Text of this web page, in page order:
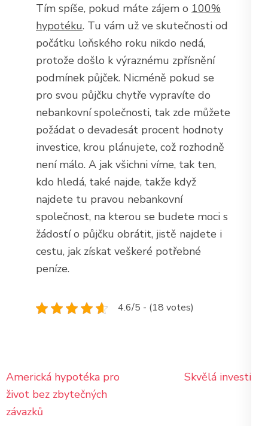
Tím spíše, pokud máte zájem o 100%
hypotéku. Tu vám už ve skutečnosti od
počátku loňského roku nikdo nedá,
protože došlo k výraznému zpřísnění
podmínek půjček. Nicméně pokud se
pro svou půjčku chytře vypravíte do
nebankovní společnosti, tak zde můžete
požádat o devadesát procent hodnoty
investice, krou plánujete, což rozhodně
není málo. A jak všichni víme, tak ten,
kdo hledá, také najde, takže když
najdete tu pravou nebankovní
společnost, na kterou se budete moci s
žádostí o půjčku obrátit, jistě najdete i
cestu, jak získat veškeré potřebné
peníze.
4.6/5 - (18 votes)
Navigace
pro
příspěvek
Americká hypotéka pro
život bez zbytečných
závazků
Skvělá investice